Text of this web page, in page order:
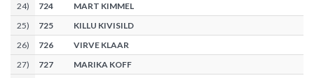
24) 724
MART KIMMEL
25) 725
KILLU KIVISILD
26) 726
VIRVE KLAAR
27) 727
MARIKA KOFF